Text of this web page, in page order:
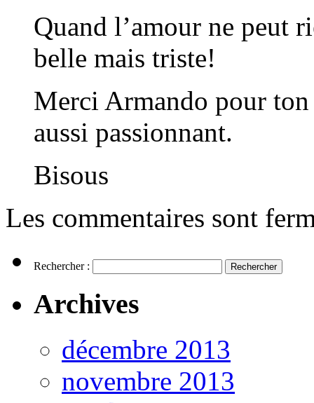
Quand l’amour ne peut
belle mais triste!
Merci Armando pour
aussi passionnant.
Bisous
Les commentaires sont
Rechercher :
Archives
décembre 2013
novembre 2013